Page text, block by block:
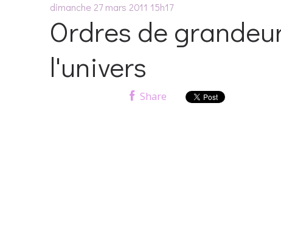
dimanche 27 mars 2011 15h17
Ordres de
l'univers
Share